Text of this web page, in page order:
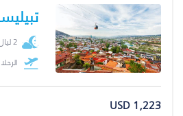
2 ليال
USD 1,223